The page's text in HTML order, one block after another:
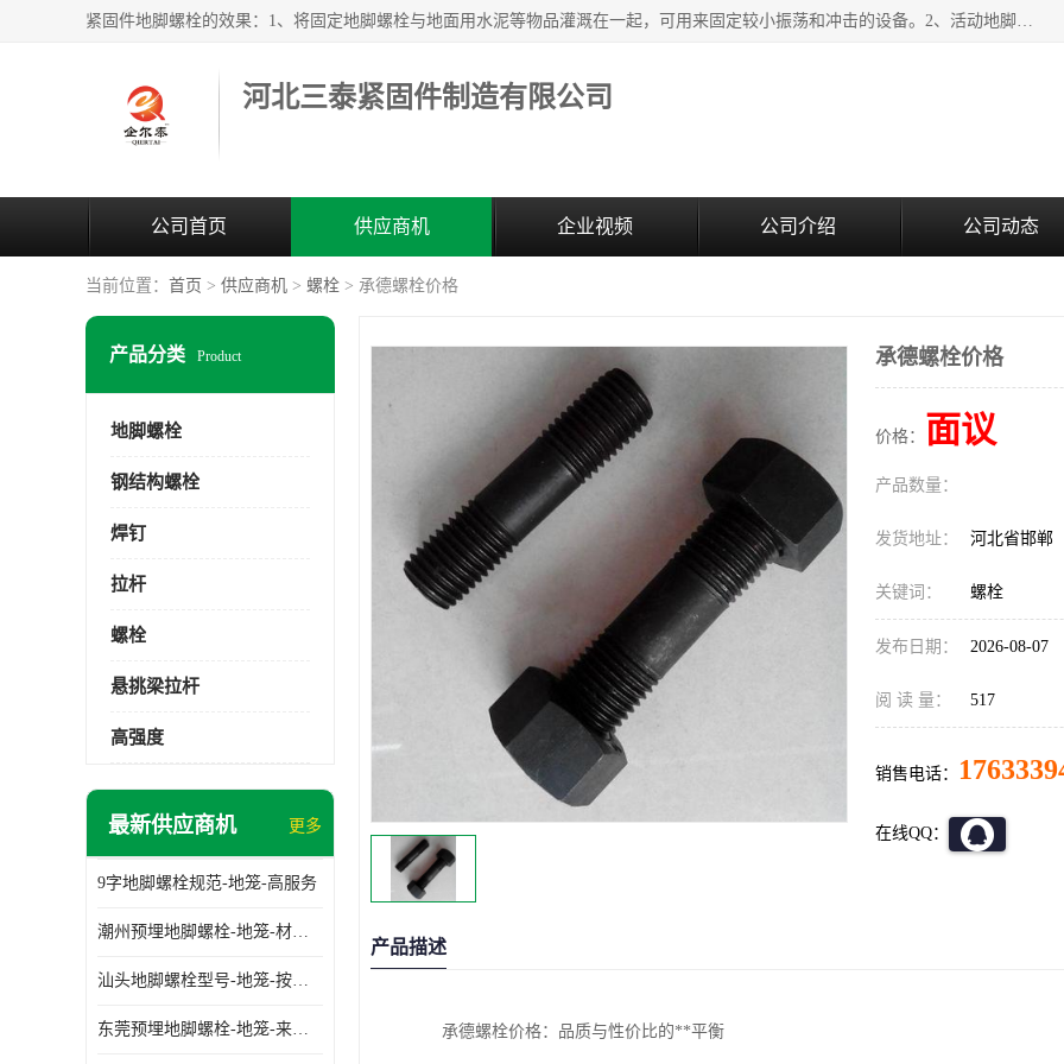
紧固件地脚螺栓的效果：1、将固定地脚螺栓与地面用水泥等物品灌溉在一起，可用来固定较小振荡和冲击的设备。2、活动地脚是一种可拆卸的地脚螺栓，可以固定有激烈振荡和冲击的大型机器设备。3、胀锚地脚螺栓用于固定比较简略且重量轻的设备，辅佐设备长期处于静止状态下。4、粘接地脚螺栓为一种使用广泛且常见的设备，它也是用来固定简略设备的小件。
河北三泰紧固件制造有限公司
公司首页 供应商机 企业视频 公司介绍 公司动态
当前位置： 首页 > 供应商机 > 螺栓 > 承德螺栓价格
产品分类 Product
地脚螺栓
钢结构螺栓
焊钉
拉杆
螺栓
悬挑梁拉杆
高强度
最新供应商机 更多
9字地脚螺栓规范-地笼-高服务
潮州预埋地脚螺栓-地笼-材质齐全
汕头地脚螺栓型号-地笼-按需定制
东莞预埋地脚螺栓-地笼-来图可定制
承德螺栓价格
价格： 面议
产品数量：
发货地址： 河北省邯郸
关键词： 螺栓
发布日期： 2026-08-07
阅 读 量： 517
销售电话：
在线QQ：
产品描述
承德螺栓价格：品质与性价比的**平衡